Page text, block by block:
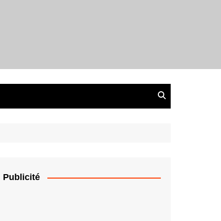
Publicité